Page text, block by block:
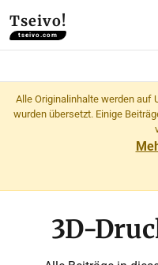
Tseivo!
tseivo.com
Alle Originalinhalte werden auf
wurden übersetzt. Einige
3D-